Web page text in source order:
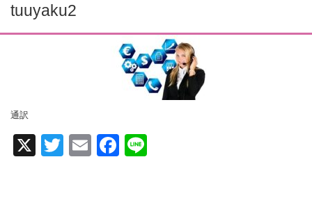
tuuyaku2
通訳
X
T
E
F